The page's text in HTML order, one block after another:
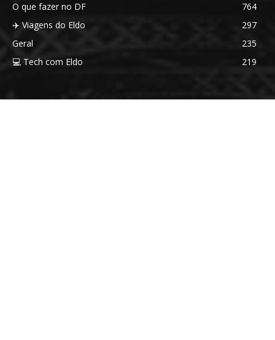
O que fazer no DF
764
✈️ Viagens do Eldo
297
Geral
235
💻 Tech com Eldo
219